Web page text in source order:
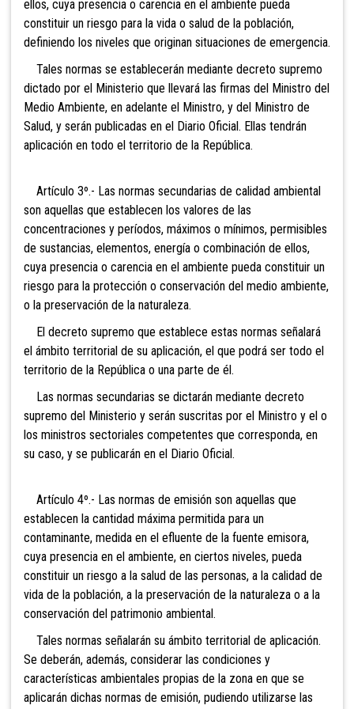
ellos, cuya presencia o carencia en el ambiente pueda
constituir un riesgo para la vida o salud de la población,
definiendo los niveles que originan situaciones de emergencia.
Tales normas se establecerán mediante decreto supremo
dictado por el Ministerio que llevará las firmas del Ministro del
Medio Ambiente, en adelante el Ministro, y del Ministro de
Salud, y serán publicadas en el Diario Oficial. Ellas tendrán
aplicación en todo el territorio de la República.
Artículo 3º.- Las normas secundarias de calidad ambiental
son aquellas que establecen los valores de las
concentraciones y períodos, máximos o mínimos, permisibles
de sustancias, elementos, energía o combinación de ellos,
cuya presencia o carencia en el ambiente pueda constituir un
riesgo para la protección o conservación del medio ambiente,
o la preservación de la naturaleza.
El decreto supremo que establece estas normas señalará
el ámbito territorial de su aplicación, el que podrá ser todo el
territorio de la República o una parte de él.
Las normas secundarias se dictarán mediante decreto
supremo del Ministerio y serán suscritas por el Ministro y el o
los ministros sectoriales competentes que corresponda, en
su caso, y se publicarán en el Diario Oficial.
Artículo 4º.- Las normas de emisión son aquellas que
establecen la cantidad máxima permitida para un
contaminante, medida en el efluente de la fuente emisora,
cuya presencia en el ambiente, en ciertos niveles, pueda
constituir un riesgo a la salud de las personas, a la calidad de
vida de la población, a la preservación de la naturaleza o a la
conservación del patrimonio ambiental.
Tales normas señalarán su ámbito territorial de aplicación.
Se deberán, además, considerar las condiciones y
características ambientales propias de la zona en que se
aplicarán dichas normas de emisión, pudiendo utilizarse las